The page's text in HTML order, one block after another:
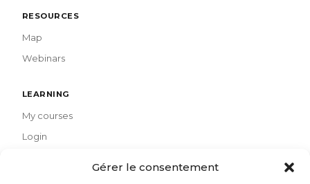
Gérer le consentement
RESOURCES
Map
Webinars
LEARNING
My courses
Login